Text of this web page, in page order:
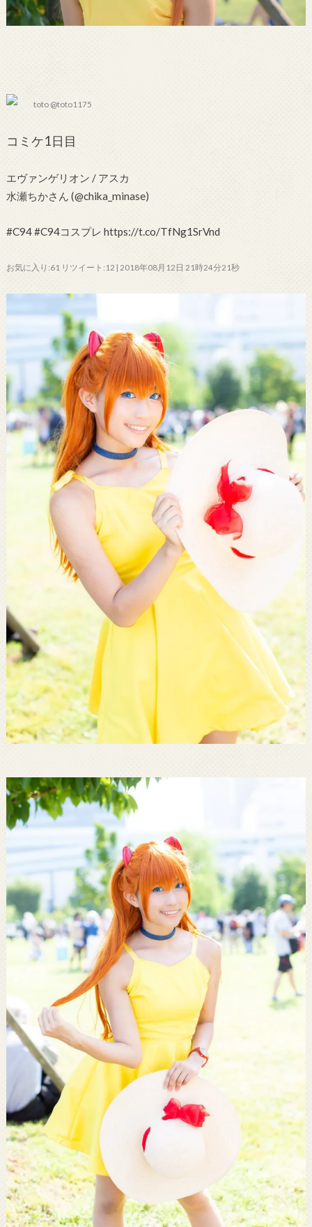
toto @toto1175
コミケ1日目
エヴァンゲリオン / アスカ
水瀬ちかさん (@chika_minase)
#C94 #C94コスプレ https://t.co/TfNg1SrVnd
お気に入り:61 リツイート:12 | 2018年08月12日 21時24分21秒